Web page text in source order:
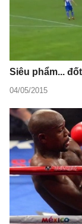
Siêu phẩm...
04/05/2015